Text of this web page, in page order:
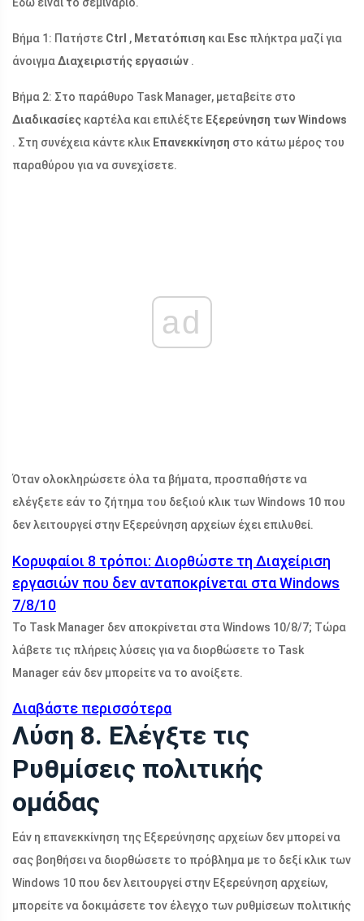
Εδώ είναι το σεμινάριο.
Βήμα 1: Πατήστε Ctrl , Μετατόπιση και Esc πλήκτρα μαζί για
άνοιγμαΔιαχειριστής εργασιών .
Βήμα 2: Στο παράθυρο Task Manager, μεταβείτε στο
Διαδικασίες καρτέλα και επιλέξτε Εξερεύνηση των Windows
. Στη συνέχεια κάντε κλικ Επανεκκίνηση στο κάτω μέρος του
παραθύρου για να συνεχίσετε.
ad
Όταν ολοκληρώσετε όλα τα βήματα, προσπαθήστε να
ελέγξετε εάν το ζήτημα του δεξιού κλικ των Windows 10 που
δεν λειτουργεί στην Εξερεύνηση αρχείων έχει επιλυθεί.
Κορυφαίοι 8 τρόποι: Διορθώστε τη Διαχείριση
εργασιών που δεν ανταποκρίνεται στα Windows
7/8/10
Το Task Manager δεν αποκρίνεται στα Windows 10/8/7; Τώρα
λάβετε τις πλήρεις λύσεις για να διορθώσετε το Task
Manager εάν δεν μπορείτε να το ανοίξετε.
Διαβάστε περισσότερα
Λύση 8. Ελέγξτε τις
Ρυθμίσεις πολιτικής
ομάδας
Εάν η επανεκκίνηση της Εξερεύνησης αρχείων δεν μπορεί να
σας βοηθήσει να διορθώσετε το πρόβλημα με το δεξί κλικ των
Windows 10 που δεν λειτουργεί στην Εξερεύνηση αρχείων,
μπορείτε να δοκιμάσετε τον έλεγχο των ρυθμίσεων πολιτικής